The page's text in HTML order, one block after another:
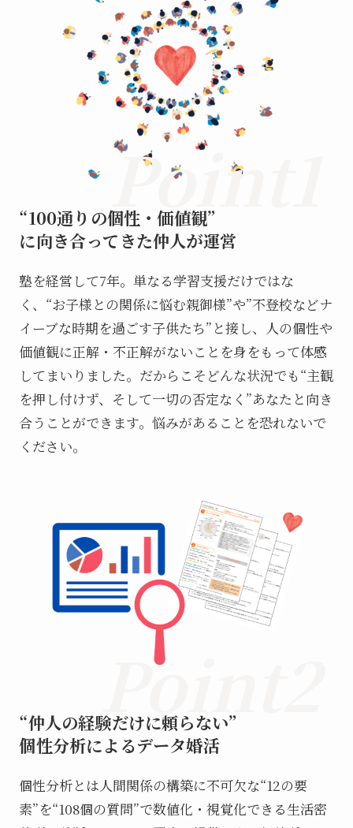
Point1
“100通りの個性・価値観”
に向き合ってきた仲人が運営
塾を経営して7年。単なる学習支援だけではな
く、“お子様との関係に悩む親御様”や”不登校などナ
イーブな時期を過ごす子供たち”と接し、人の個性や
価値観に正解・不正解がないことを身をもって体感
してまいりました。だからこそどんな状況でも“主観
を押し付けず、そして一切の否定なく”あなたと向き
合うことができます。悩みがあることを恐れないで
ください。
Point2
“仲人の経験だけに頼らない”
個性分析によるデータ婚活
個性分析とは人間関係の構築に不可欠な“12の要
素”を“108個の質問”で数値化・視覚化できる生活密